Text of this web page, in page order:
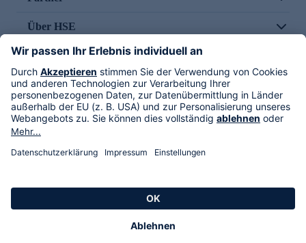
Über HSE
Im TV
HSE International